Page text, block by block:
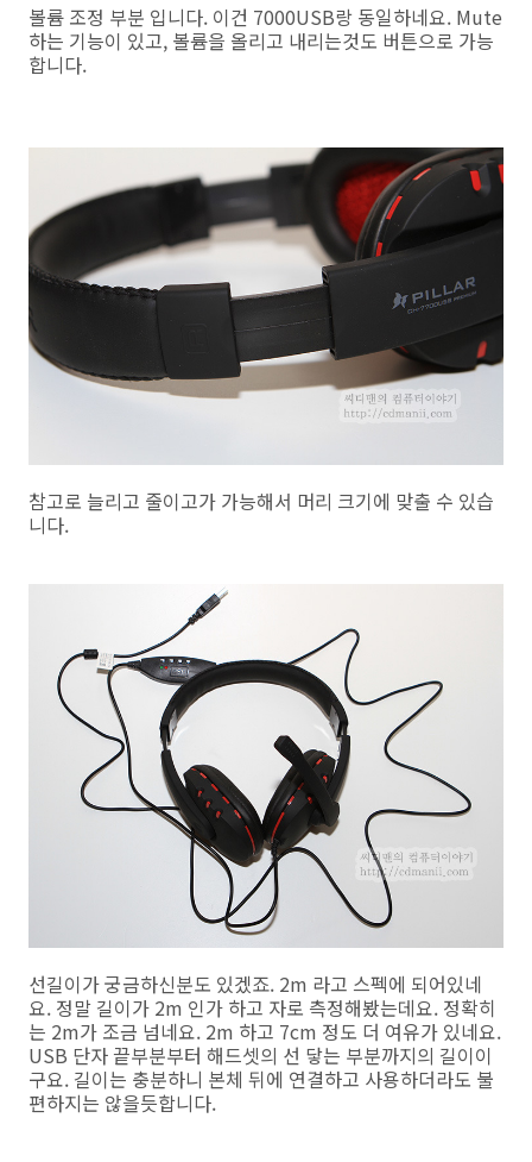
볼륨 조정 부분 입니다. 이건 7000USB랑 동일하네요. Mute
하는 기능이 있고, 볼륨을 올리고 내리는것도 버튼으로 가능
합니다.
참고로 늘리고 줄이고가 가능해서 머리 크기에 맞출 수 있습
니다.
선길이가 궁금하신분도 있겠죠. 2m 라고 스펙에 되어있네
요. 정말 길이가 2m 인가 하고 자로 측정해봤는데요. 정확히
는 2m가 조금 넘네요. 2m 하고 7cm 정도 더 여유가 있네요.
USB 단자 끝부분부터 해드셋의 선 닿는 부분까지의 길이이
구요. 길이는 충분하니 본체 뒤에 연결하고 사용하더라도 불
편하지는 않을듯합니다.